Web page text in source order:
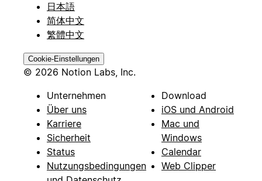
日本語
简体中文
繁體中文
Cookie-Einstellungen
© 2026 Notion Labs, Inc.
Unternehmen
Über uns
Karriere
Sicherheit
Status
Nutzungsbedingungen
Download
iOS und Android
Mac und
Windows
Calendar
Web Clipper